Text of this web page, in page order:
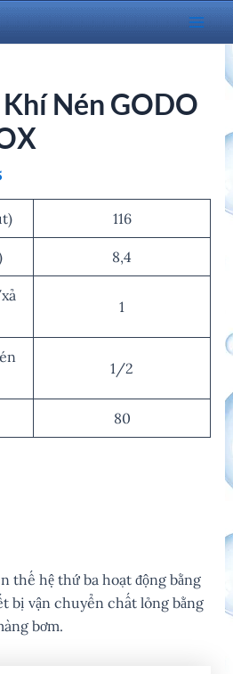
Main
Nén GODO
116
8,4
1
1/2
80
thế hệ thứ ba hoạt động bằng
bị vận chuyển chất lỏng bằng
bơm.